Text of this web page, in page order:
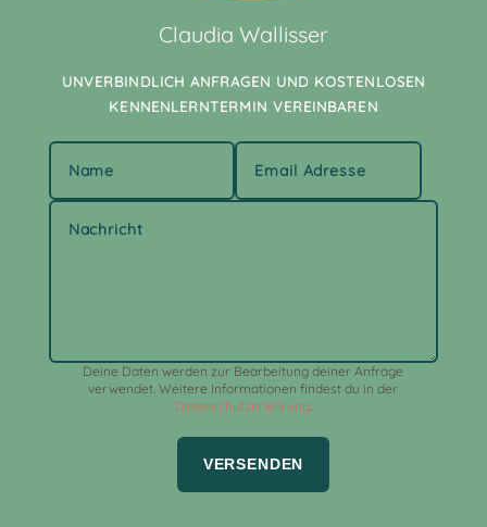
Claudia Wallisser
UNVERBINDLICH ANFRAGEN UND KOSTENLOSEN
KENNENLERNTERMIN VEREINBAREN
Deine Daten werden zur Bearbeitung deiner Anfrage
verwendet. Weitere Informationen findest du in der
Datenschutzerklärung.
VERSENDEN
Alternative: